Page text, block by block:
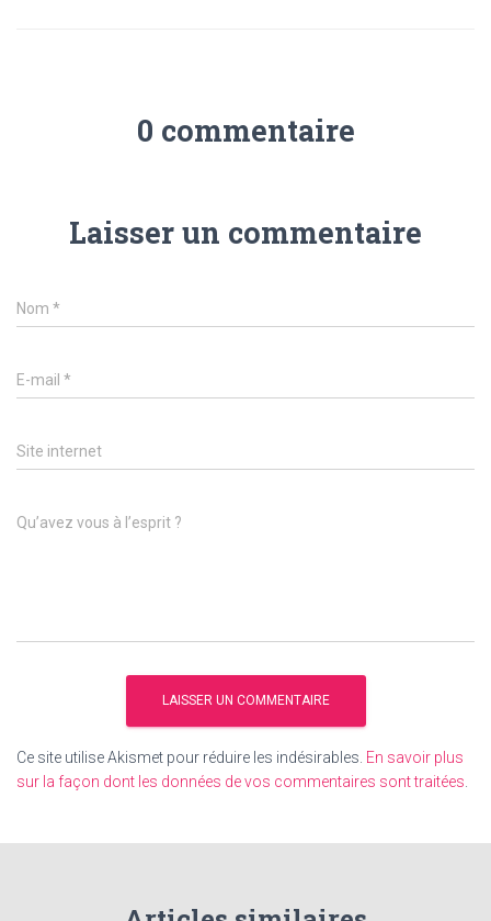
0 commentaire
Laisser un commentaire
Nom *
E-mail *
Site internet
Qu’avez vous à l’esprit ?
Ce site utilise Akismet pour réduire les indésirables. En savoir plus
sur la façon dont les données de vos commentaires sont traitées.